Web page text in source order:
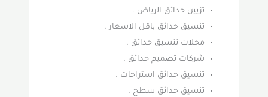
تزيين حدائق الرياض .
تنسيق حدائق باقل الاسعار .
محلات تنسيق حدائق .
شركات تصميم حدائق .
تنسيق حدائق استراحات .
تنسيق حدائق سطح .